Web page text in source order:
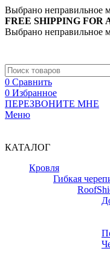
Выбрано неправильное
FREE SHIPPING FOR
Выбрано неправильное
0 Сравнить
0 Избранное
ПЕРЕЗВОНИТЕ МНЕ
Меню
КАТАЛОГ
Кровля
Гибкая